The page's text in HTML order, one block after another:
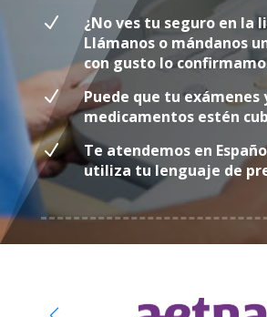
N
¿No ves tu seguro en la
Llámanos o mándanos
con gusto lo
N
Puede que tu exámenes
medicamentos estén
N
Te atendemos en
utiliza tu lenguaje de